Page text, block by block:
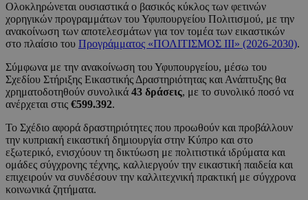
Ολοκληρώνεται ουσιαστικά ο βασικός κύκλος των φετινών
χορηγικών προγραμμάτων του Υφυπουργείου Πολιτισμού, με την
ανακοίνωση των αποτελεσμάτων για τον τομέα των εικαστικών
στο πλαίσιο του Προγράμματος «ΠΟΛΙΤΙΣΜΟΣ ΙΙΙ» (2026-2030).
Σύμφωνα με την ανακοίνωση του Υφυπουργείου, μέσω του
Σχεδίου Στήριξης Εικαστικής Δραστηριότητας και Ανάπτυξης θα
χρηματοδοτηθούν συνολικά 43 δράσεις, με το συνολικό ποσό να
ανέρχεται στις €599.392.
Το Σχέδιο αφορά δραστηριότητες που προωθούν και προβάλλουν
την κυπριακή εικαστική δημιουργία στην Κύπρο και στο
εξωτερικό, ενισχύουν τη δικτύωση με πολιτιστικά ιδρύματα και
ομάδες σύγχρονης τέχνης, καλλιεργούν την εικαστική παιδεία και
επιχειρούν να συνδέσουν την καλλιτεχνική πρακτική με σύγχρονα
κοινωνικά ζητήματα.